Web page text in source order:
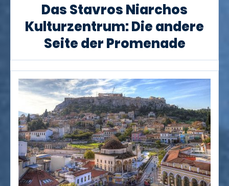
Das Stavros Niarchos
Kulturzentrum: Die andere
Seite der Promenade